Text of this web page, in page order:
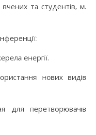
та студентів, м.
енергії.
нових видів
для перетворювачів